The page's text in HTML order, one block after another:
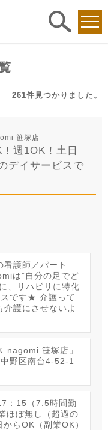
261件 見つかりました。
笹塚店
週1OK！土日
デイサービスで
看護師／パート
は”自分の足でど
、リハビリに特化
です★ 介護って
護にさせないよ
nagomi 笹塚店」
野区南台4-52-1
：15（7.5時間勤
ぼ無し（超過の
らOK（副業OK）